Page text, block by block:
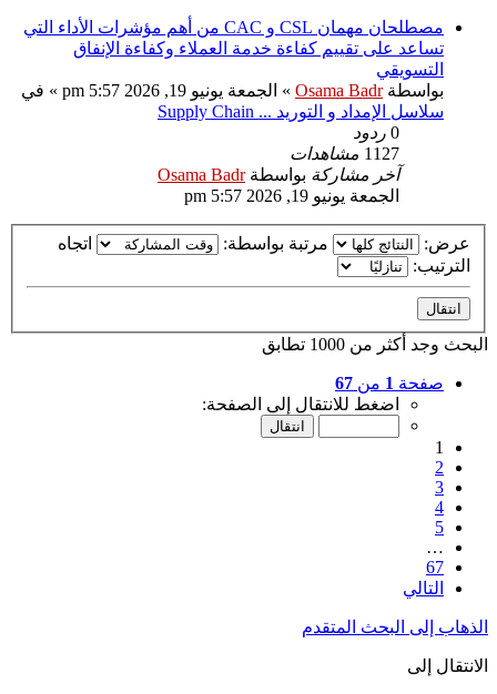
مصطلحان مهمان CSL و CAC من أهم مؤشرات الأداء التي
تساعد على تقييم كفاءة خدمة العملاء وكفاءة الإنفاق
التسويقي
بواسطةOsama Badr
» الجمعة يونيو 19, 2026 5:57 pm
» في
سلاسل الإمداد و التوريد ... Supply Chain
0 ردود
1127 مشاهدات
آخر مشاركة بواسطةOsama Badr
الجمعة يونيو 19, 2026 5:57 pm
عرض: مرتبة بواسطة:
اتجاه
الترتيب:
البحث وجد أكثر من 1000 تطابق
صفحة 1 من 67
اضغط للانتقال إلى الصفحة:
1
2
3
4
5
…
67
التالي
الذهاب إلى البحث المتقدم
الانتقال إلى